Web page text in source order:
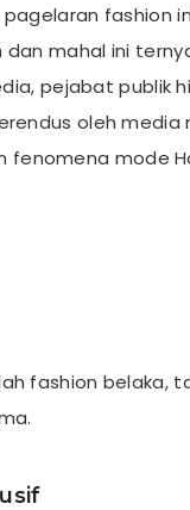
fashion
mahal ini
pejabat publik
oleh
fenomena mode
fashion belaka,